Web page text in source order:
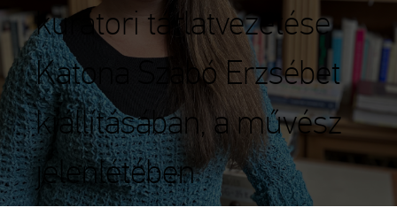
kurátori tárlatvezetése
Katona Szabó Erzsébet
kiállításában, a művész
jelenlétében